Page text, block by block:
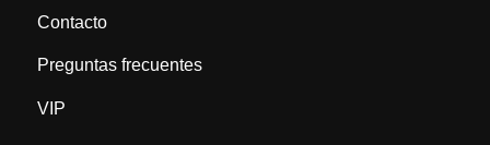
Contacto
Preguntas frecuentes
VIP